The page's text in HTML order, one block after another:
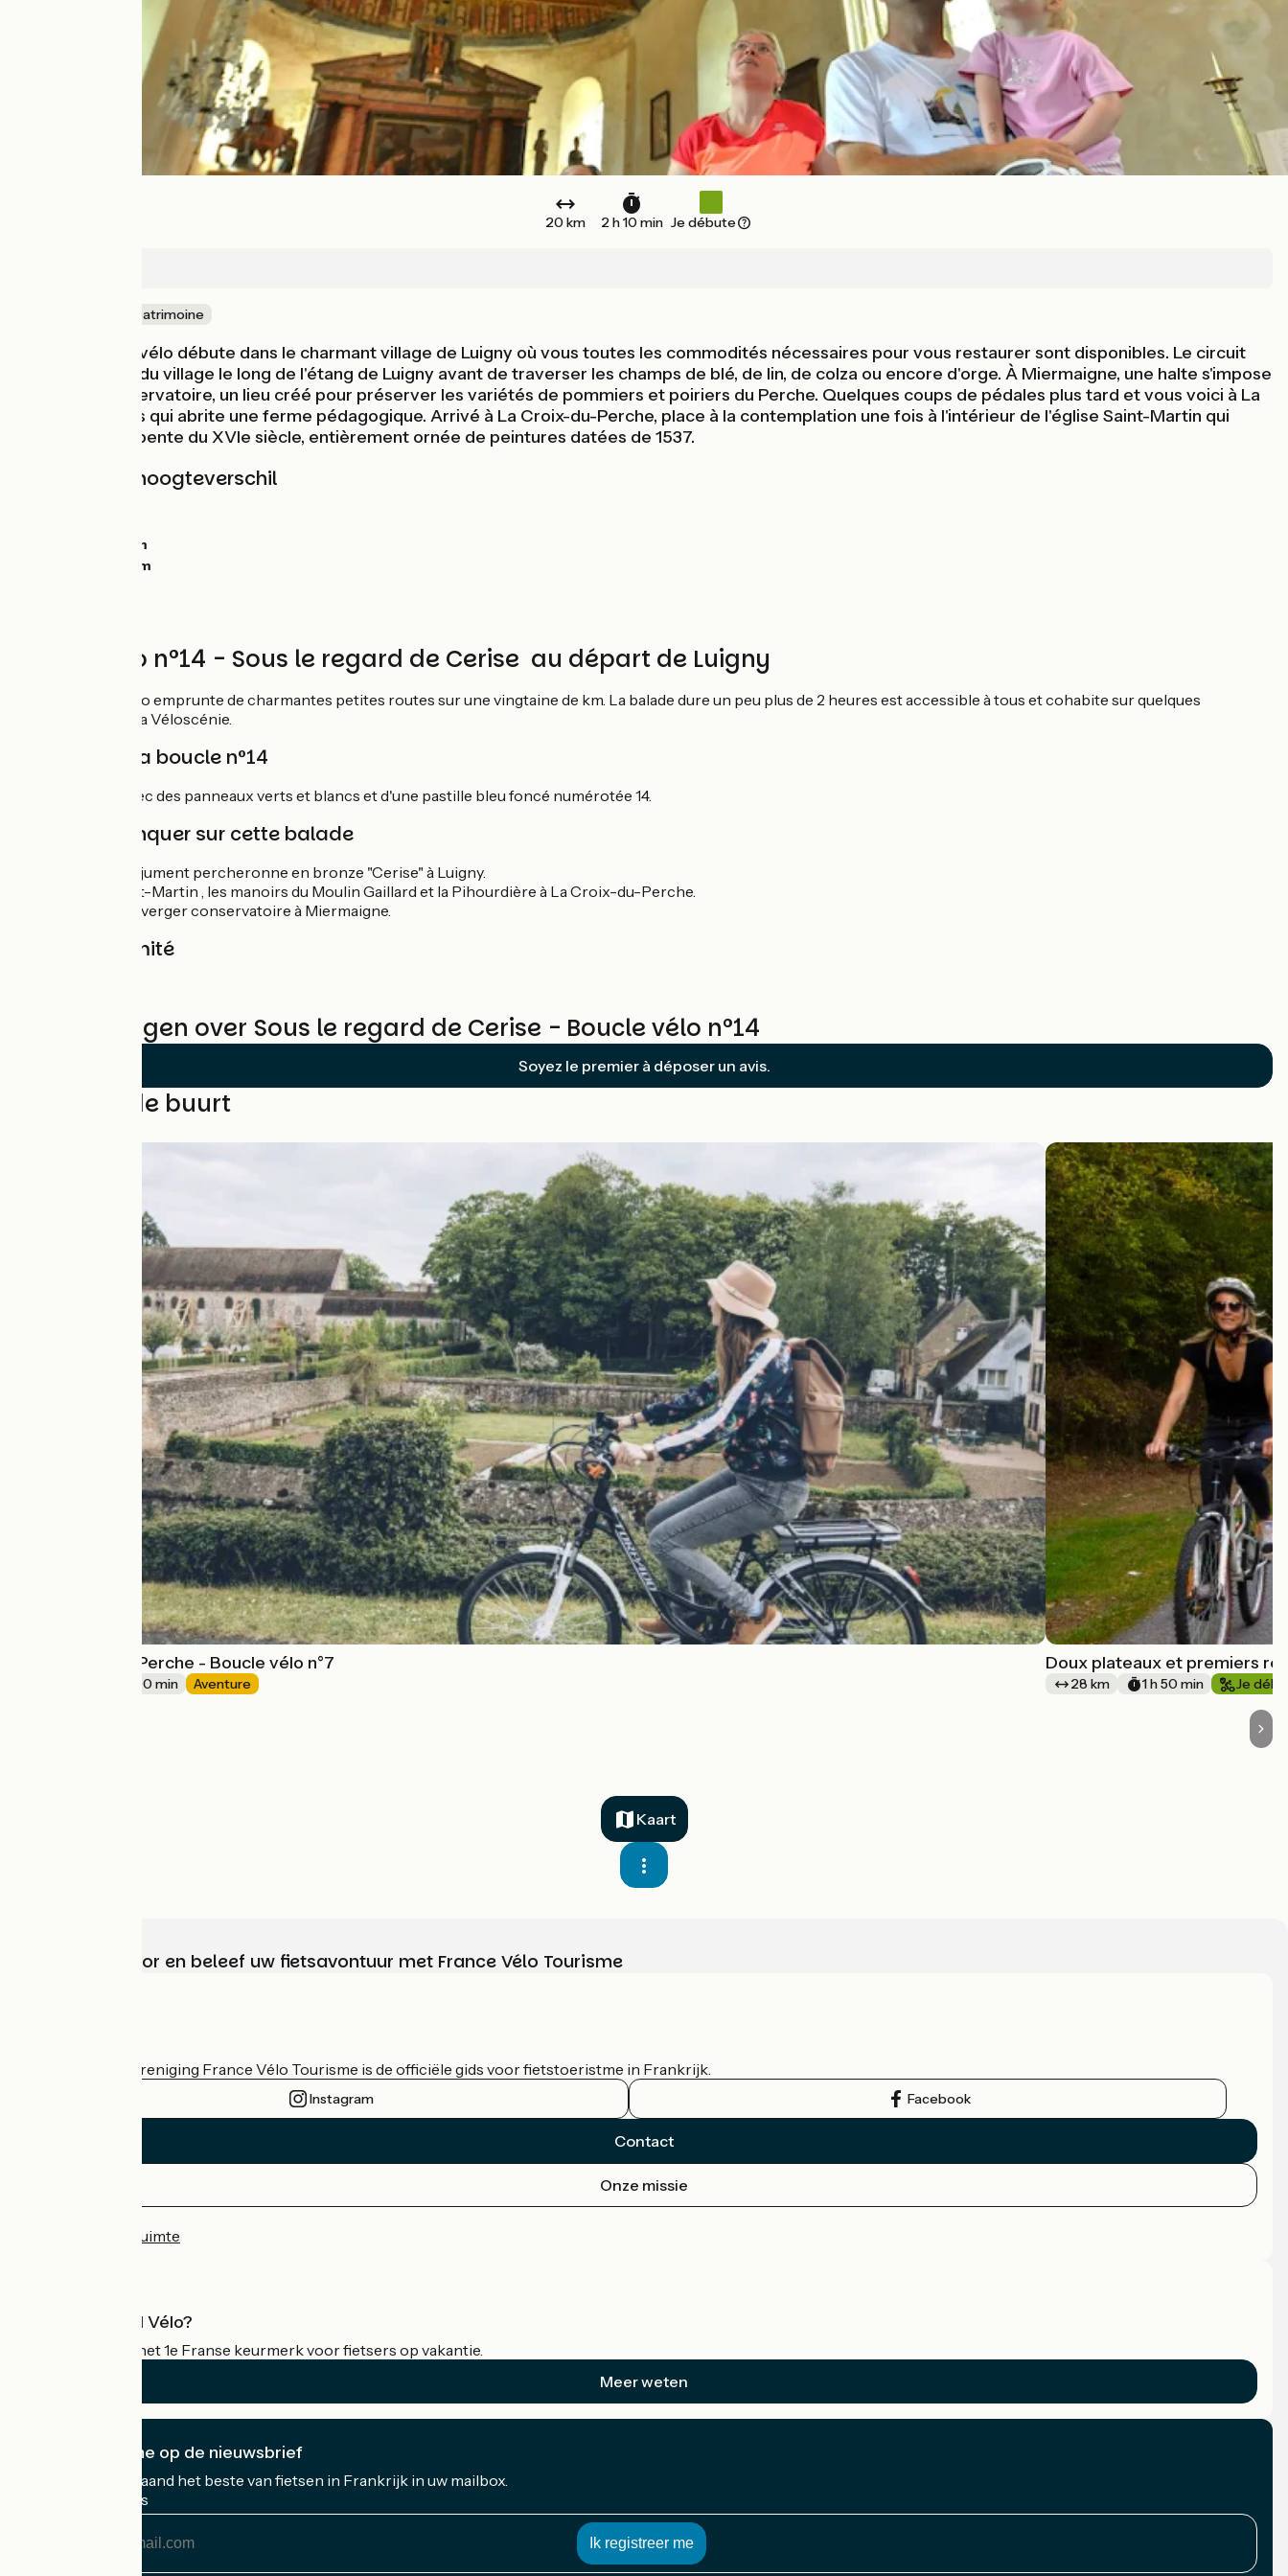
20 km 2 h 10 min Je débute
Nature & petit patrimoine
Cette balade à vélo débute dans le charmant village de Luigny où vous toutes les commodités nécessaires pour vous restaurer sont disponibles. Le circuit
vélo s'échappe du village le long de l'étang de Luigny avant de traverser les champs de blé, de lin, de colza ou encore d'orge. À Miermaigne, une halte s'impose
au verger-conservatoire, un lieu créé pour préserver les variétés de pommiers et poiriers du Perche. Quelques coups de pédales plus tard et vous voici à La
Ferme des Murs qui abrite une ferme pédagogique. Arrivé à La Croix-du-Perche, place à la contemplation une fois à l'intérieur de l'église Saint-Martin qui
dévoile sa charpente du XVIe siècle, entièrement ornée de peintures datées de 1537.
Hellingen en hoogteverschil
0m
0m
Circuit vélo n°14 - Sous le regard de Cerise au départ de Luigny
Cette boucle à vélo emprunte de charmantes petites routes sur une vingtaine de km. La balade dure un peu plus de 2 heures est accessible à tous et cohabite sur quelques
kilomètres avec La Véloscénie.
Balisage de la boucle n°14
Boucle balisée avec des panneaux verts et blancs et d'une pastille bleu foncé numérotée 14.
À ne pas manquer sur cette balade
L'église et la jument percheronne en bronze "Cerise" à Luigny.
L'église Saint-Martin , les manoirs du Moulin Gaillard et la Pihourdière à La Croix-du-Perche.
L'église et le verger conservatoire à Miermaigne.
Gare à proximité
Beoordelingen over Sous le regard de Cerise - Boucle vélo n°14
Soyez le premier à déposer un avis.
Lussen in de buurt
Les balcons du Perche - Boucle vélo n°7
3 h 00 min Aventure
Doux plateaux et premiers
28 km 1 h 50 min Je
Kaart
Kies, bereid voor en beleef uw fietsavontuur met France Vélo Tourisme
De nationale vereniging France Vélo Tourisme is de officiële gids voor fietstoeristme in Frankrijk.
Instagram Facebook
Contact
Onze missie
Professionele ruimte
Wat is Accueil Vélo?
Accueil Vélo is het 1e Franse keurmerk voor fietsers op vakantie.
Meer weten
Ik abonneer me op de nieuwsbrief
Ontvang elke maand het beste van fietsen in Frankrijk in uw mailbox.
Mijn e-mailadres